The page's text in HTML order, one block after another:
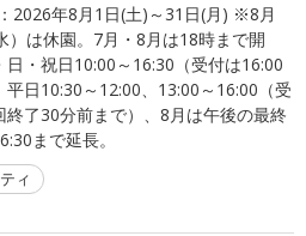
2026年8月1日(土)～31日(月) ※8月
）は休園。7月・8月は18時まで開
日・祝日10:00～16:30（受付は16:00
平日10:30～12:00、13:00～16:00（受
終了30分前まで）、8月は午後の最終
まで延長。
ィ